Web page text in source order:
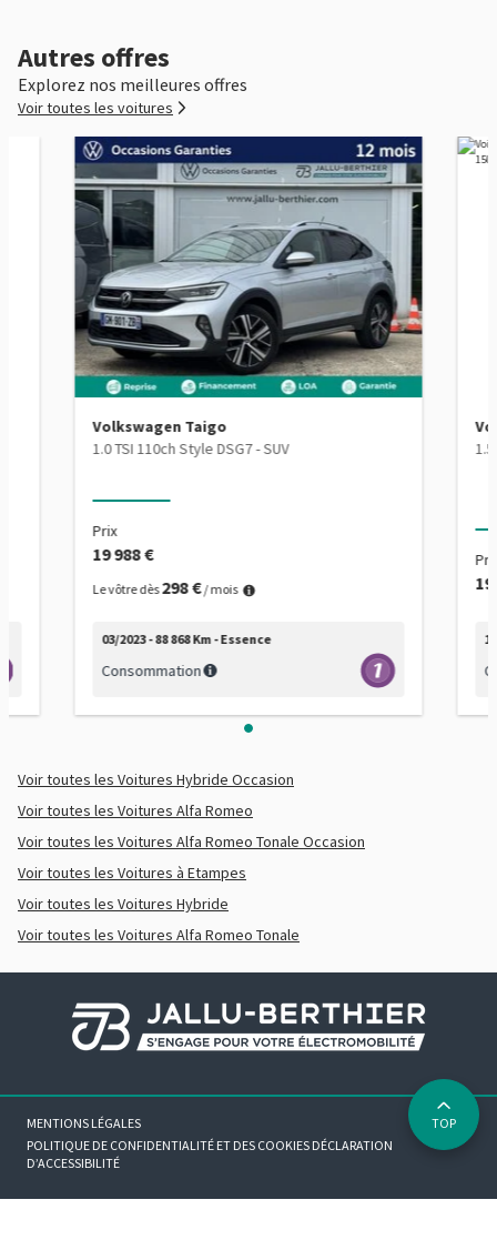
Système de prévention des collisions
TMC
Tablette cache bagages
Température extérieure
Tissu Carbone /AlfaTec spq Rouge
Troisième ceinture de sécurité
Témoin de bouclage ceinture conducteur
Témoin de perte de pression pneumatique
Verrouillage centralisé à distance
Vitres arrière surteintées
Vitres arrière électriques
Vitres avant électriques
Volant cuir
Autres offres
Explorez nos meilleures offres
Voir toutes les voitures
Volkswagen Taigo
1.0 TSI 110ch Style DSG7 - SUV
Prix
19 988 €
Le vôtre dès298 €/ mois
03/2023 - 88 868 Km - Essence
Consommation
19
Voir toutes les Voitures Hybride Occasion
Voir toutes les Voitures Alfa Romeo
Voir toutes les Voitures Alfa Romeo Tonale Occasion
Voir toutes les Voitures à Etampes
Voir toutes les Voitures Hybride
Voir toutes les Voitures Alfa Romeo Tonale
MENTIONS LÉGALES
POLITIQUE DE CONFIDENTIALITÉ ET DES COOKIES DÉCLARATION
D’ACCESSIBILITÉ
TOP